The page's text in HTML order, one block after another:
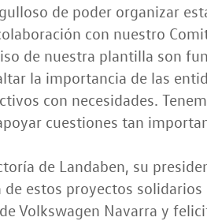
de poder organizar
con nuestro
de nuestra plantilla son
la importancia de las
con necesidades.
cuestiones tan
de Landaben, su
estos proyectos solidarios
Volkswagen Navarra y